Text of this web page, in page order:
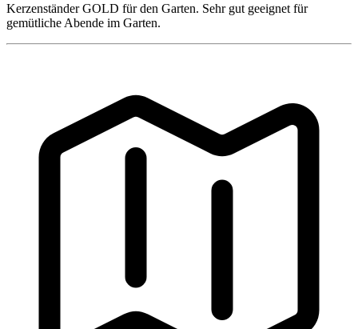
Kerzenständer GOLD für den Garten. Sehr gut geeignet für
gemütliche Abende im Garten.